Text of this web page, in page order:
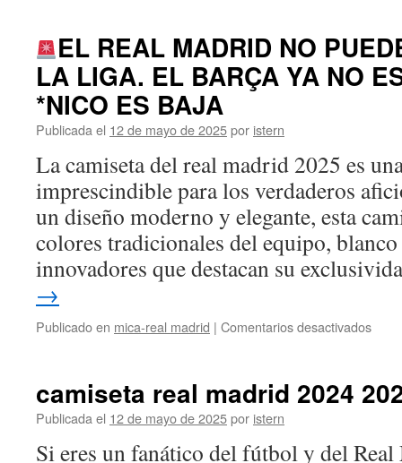
bien
de
la
del
Real
EL REAL MADRID NO
LA LIGA. EL BARÇA YA NO
*NICO ES BAJA
Publicada el 12 de mayo de 2025por istern
La camiseta del real madrid 2025 es
imprescindible para los verdaderos
un diseño moderno y elegante, esta
colores tradicionales del equipo,
innovadores que destacan su
→
Publicado en mica-real madrid | Comentarios desactivadosen
camiseta real madrid 2024
Publicada el 12 de mayo de 2025por istern
Si eres un fanático del fútbol y del